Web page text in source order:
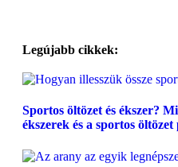
Legújabb cikkek:
Sportos öltözet és ékszer?
ékszerek és a sportos